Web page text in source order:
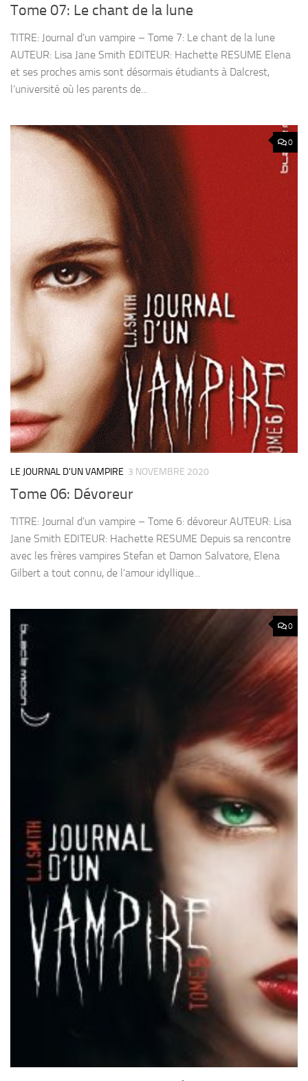
Tome 07: Le chant de la lune
TITRE: Journal d’un vampire – Tome 7: Le chant de la lune
AUTEUR: Lisa Jane Smith EDITEUR: Hachette RESUME Elena
et ses proches amis sont désormais étudiants à Dalcrest,
l’université où les parents de...
0
LE JOURNAL D'UN VAMPIRE 3 NOVEMBRE 2020
Tome 06: Dévoreur
TITRE: Journal d’un vampire – Tome 6: dévoreur AUTEUR: Lisa
Jane Smith EDITEUR: Hachette RESUME Depuis sa rencontre
avec les frères vampires Stefan et Damon Salvatore, Elena
Gilbert a tout connu, de l’amour idyllique...
0